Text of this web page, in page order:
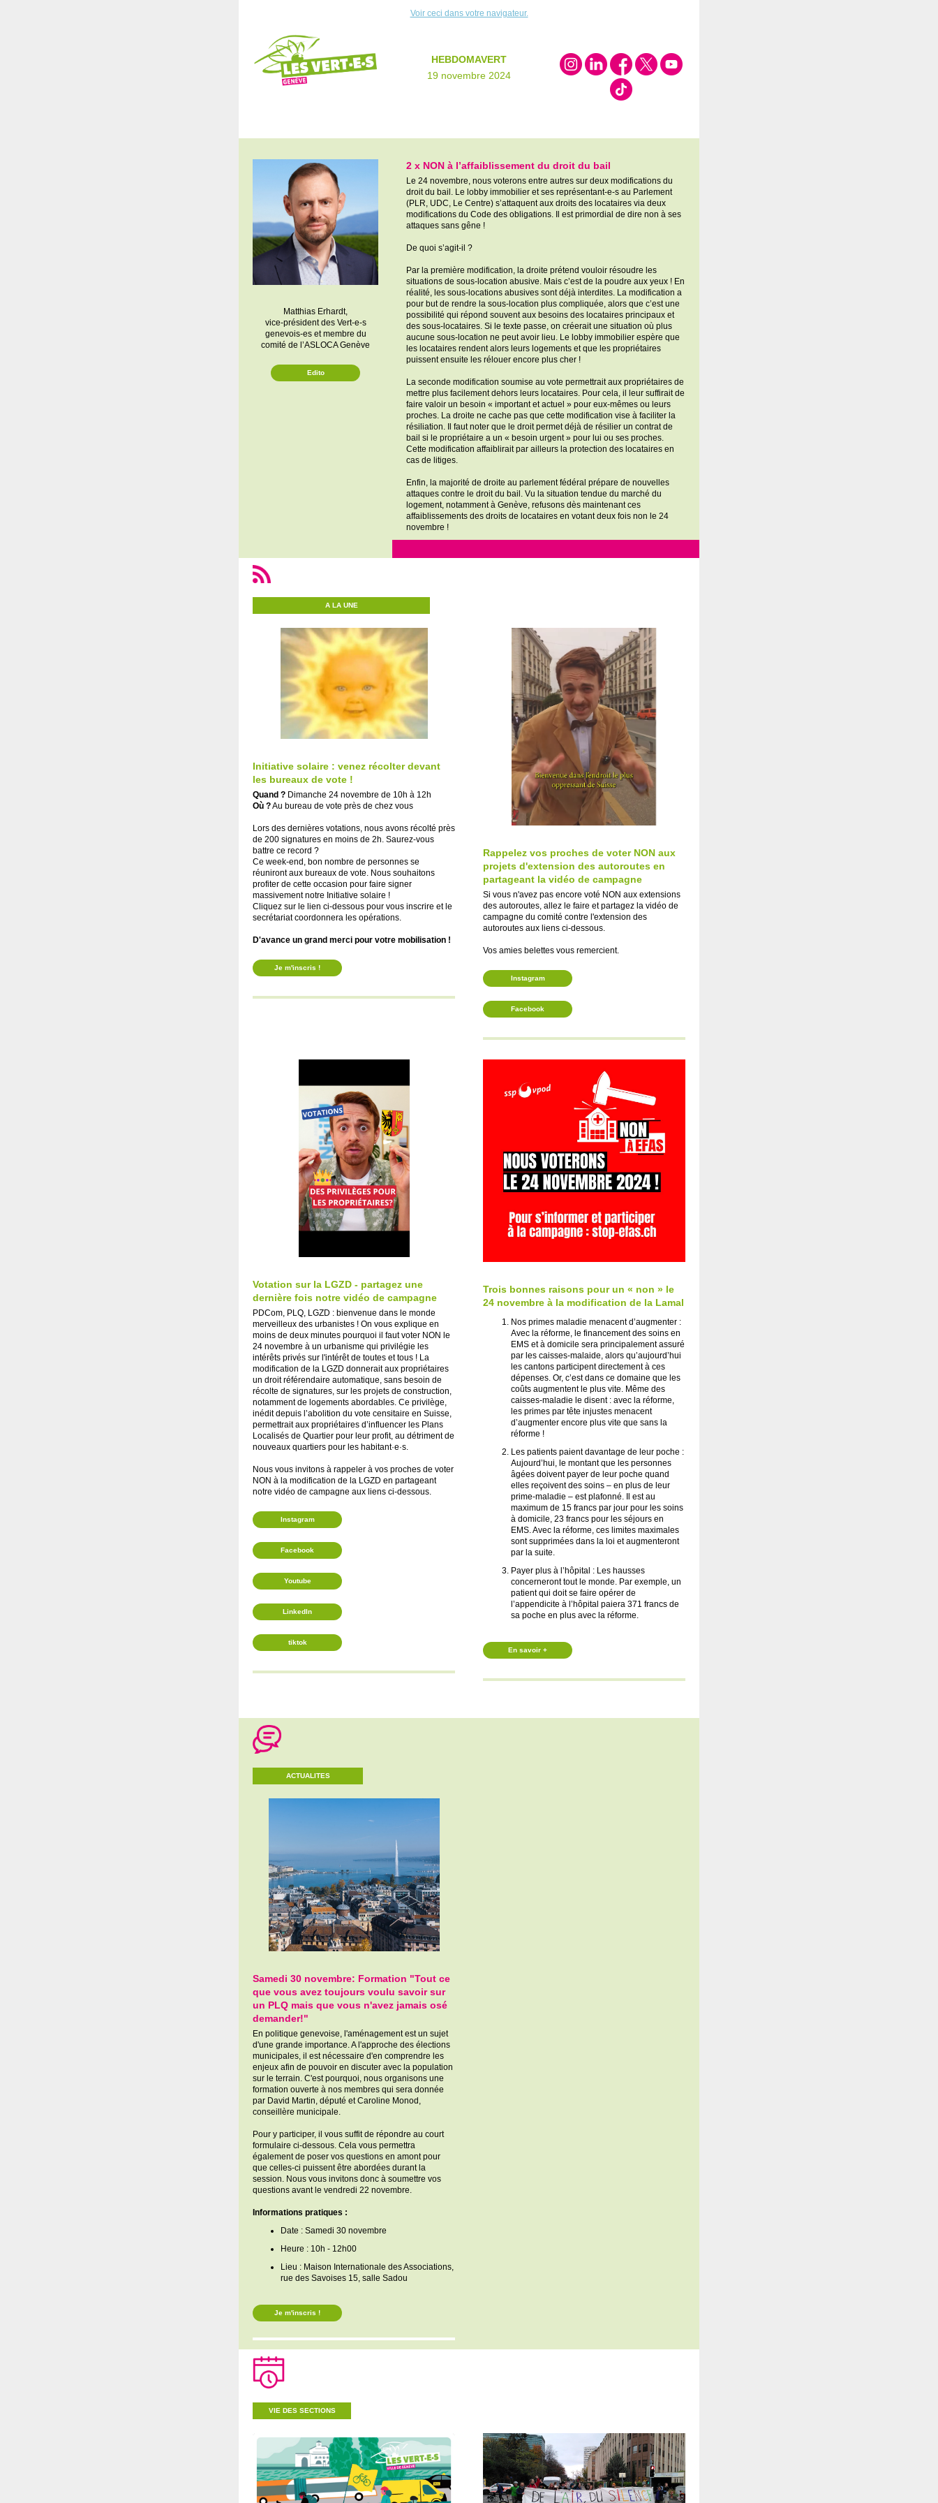
Voir ceci dans votre navigateur.
HEBDOMAVERT
19 novembre 2024
Matthias Erhardt,
vice-président des Vert-e-s
genevois-eset membre du
comité de l’ASLOCA Genève
Edito
2 x NON à l’affaiblissement du droit du bail
Le 24 novembre, nous voterons entre autres sur deux modifications du
droit du bail. Le lobby immobilier et ses représentant-e-s au Parlement
(PLR, UDC, Le Centre) s’attaquent aux droits des locataires via deux
modifications du Code des obligations. Il est primordial de dire non à ses
attaques sans gêne !
De quoi s’agit-il ?
Par la première modification, la droite prétend vouloir résoudre les
situations de sous-location abusive. Mais c’est de la poudre aux yeux ! En
réalité, les sous-locations abusives sont déjà interdites. La modification a
pour but de rendre la sous-location plus compliquée, alors que c’est une
possibilité qui répond souvent aux besoins des locataires principaux et
des sous-locataires. Si le texte passe, on créerait une situation où plus
aucune sous-location ne peut avoir lieu. Le lobby immobilier espère que
les locataires rendent alors leurs logements et que les propriétaires
puissent ensuite les rélouer encore plus cher !
La seconde modification soumise au vote permettrait aux propriétaires de
mettre plus facilement dehors leurs locataires. Pour cela, il leur suffirait de
faire valoir un besoin « important et actuel » pour eux-mêmes ou leurs
proches. La droite ne cache pas que cette modification vise à faciliter la
résiliation. Il faut noter que le droit permet déjà de résilier un contrat de
bail si le propriétaire a un « besoin urgent » pour lui ou ses proches.
Cette modification affaiblirait par ailleurs la protection des locataires en
cas de litiges.
Enfin, la majorité de droite au parlement fédéral prépare de nouvelles
attaques contre le droit du bail. Vu la situation tendue du marché du
logement, notamment à Genève, refusons dès maintenant ces
affaiblissements des droits de locataires en votant deux fois non le 24
novembre !
A LA UNE
Initiative solaire : venez récolter devant
les bureaux de vote !
Quand ? Dimanche 24 novembre de 10h à 12h
Où ?Au bureau de vote près de chez vous
Lors des dernières votations, nous avons récolté près
de 200 signatures en moins de 2h. Saurez-vous
battre ce record ?
Ce week-end, bon nombre de personnes se
réuniront aux bureaux de vote. Nous souhaitons
profiter de cette occasion pour faire signer
massivement notre Initiative solaire !
Cliquez sur le lien ci-dessous pour vous inscrire et le
secrétariat coordonnera les opérations.
D'avance un grand merci pour votre mobilisation !
Je m'inscris !
Rappelez vos proches de voter NON aux
projets d'extension des autoroutes en
partageant la vidéo de campagne
Si vous n'avez pas encore voté NON aux extensions
des autoroutes, allez le faire et partagez la vidéo de
campagne du comité contre l'extension des
autoroutes aux liens ci-dessous.
Vos amies belettes vous remercient.
Instagram
Facebook
Votation sur la LGZD - partagez une
dernière fois notre vidéo de campagne
PDCom, PLQ, LGZD : bienvenue dans le monde
merveilleux des urbanistes ! On vous explique en
moins de deux minutes pourquoi il faut voter NON le
24 novembre à un urbanisme qui privilégie les
intérêts privés sur l'intérêt de toutes et tous ! La
modification de la LGZD donnerait aux propriétaires
un droit référendaire automatique, sans besoin de
récolte de signatures, sur les projets de construction,
notamment de logements abordables. Ce privilège,
inédit depuis l’abolition du vote censitaire en Suisse,
permettrait aux propriétaires d’influencer les Plans
Localisés de Quartier pour leur profit, au détriment de
nouveaux quartiers pour les habitant·e·s.
Nous vous invitons à rappeler à vos proches de voter
NON à la modification de la LGZD en partageant
notre vidéo de campagne aux liens ci-dessous.
Instagram
Facebook
Youtube
LinkedIn
tiktok
Trois bonnes raisons pour un « non » le
24 novembre à la modification de la Lamal
Nos primes maladie menacent d’augmenter :
Avec la réforme, le financement des soins en
EMS et à domicile sera principalement assuré
par les caisses-malaide, alors qu’aujourd’hui
les cantons participent directement à ces
dépenses. Or, c’est dans ce domaine que les
coûts augmentent le plus vite. Même des
caisses-maladie le disent : avec la réforme,
les primes par tête injustes menacent
d’augmenter encore plus vite que sans la
réforme !
Les patients paient davantage de leur poche :
Aujourd’hui, le montant que les personnes
âgées doivent payer de leur poche quand
elles reçoivent des soins – en plus de leur
prime-maladie – est plafonné. Il est au
maximum de 15 francs par jour pour les soins
à domicile, 23 francs pour les séjours en
EMS. Avec la réforme, ces limites maximales
sont supprimées dans la loi et augmenteront
par la suite.
Payer plus à l’hôpital : Les hausses
concerneront tout le monde. Par exemple, un
patient qui doit se faire opérer de
l’appendicite à l’hôpital paiera 371 francs de
sa poche en plus avec la réforme.
En savoir +
ACTUALITES
Samedi 30 novembre: Formation "Tout ce
que vous avez toujours voulu savoir sur
un PLQ mais que vous n'avez jamais osé
demander!"
En politique genevoise, l'aménagement est un sujet
d'une grande importance. A l'approche des élections
municipales, il est nécessaire d'en comprendre les
enjeux afin de pouvoir en discuter avec la population
sur le terrain. C'est pourquoi, nous organisons une
formation ouverte à nos membres qui sera donnée
par David Martin, député et Caroline Monod,
conseillère municipale.
Pour y participer, il vous suffit de répondre au court
formulaire ci-dessous. Cela vous permettra
également de poser vos questions en amont pour
que celles-ci puissent être abordées durant la
session. Nous vous invitons donc à soumettre vos
questions avant le vendredi 22 novembre.
Informations pratiques :
Date : Samedi 30 novembre
Heure : 10h - 12h00
Lieu : Maison Internationale des Associations,
rue des Savoises 15, salle Sadou
Je m'inscris !
VIE DES SECTIONS